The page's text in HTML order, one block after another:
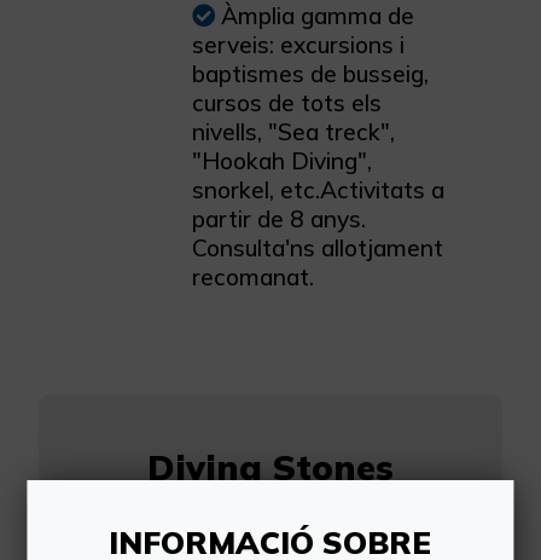
Àmplia gamma de
serveis: excursions i
baptismes de busseig,
cursos de tots els
nivells, "Sea treck",
"Hookah Diving",
snorkel, etc.Activitats a
partir de 8 anys.
Consulta'ns allotjament
recomanat.
Diving Stones
INFORMACIÓ SOBRE